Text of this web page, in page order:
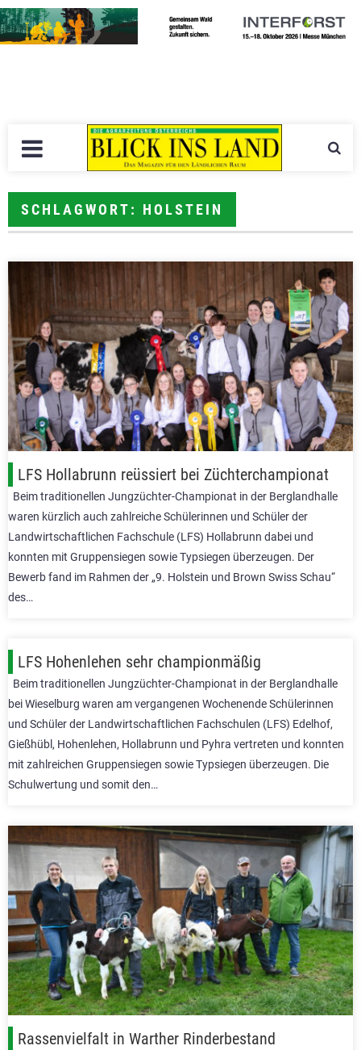
SCHLAGWORT: HOLSTEIN
LFS Hollabrunn reüssiert bei Züchterchampionat
Beim traditionellen Jungzüchter-Championat in der Berglandhalle
waren kürzlich auch zahlreiche Schülerinnen und Schüler der
Landwirtschaftlichen Fachschule (LFS) Hollabrunn dabei und
konnten mit Gruppensiegen sowie Typsiegen überzeugen. Der
Bewerb fand im Rahmen der „9. Holstein und Brown Swiss Schau“
des…
LFS Hohenlehen sehr championmäßig
Beim traditionellen Jungzüchter-Championat in der Berglandhalle
bei Wieselburg waren am vergangenen Wochenende Schülerinnen
und Schüler der Landwirtschaftlichen Fachschulen (LFS) Edelhof,
Gießhübl, Hohenlehen, Hollabrunn und Pyhra vertreten und konnten
mit zahlreichen Gruppensiegen sowie Typsiegen überzeugen. Die
Schulwertung und somit den…
Rassenvielfalt in Warther Rinderbestand